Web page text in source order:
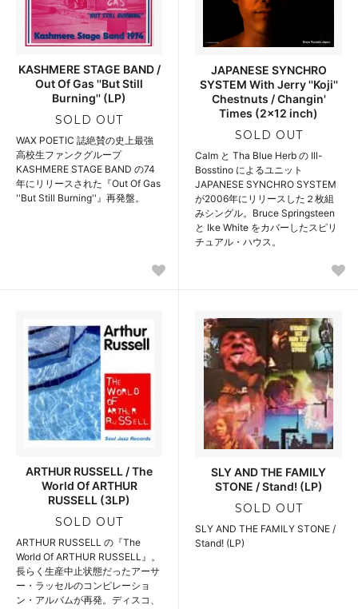
KASHMERE STAGE BAND /
Out Of Gas ''But Still
Burning'' (LP)
SOLD OUT
WAX POETIC 誌絶賛の史上最強
高校生ファンクグループ
KASHMERE STAGE BAND の74
年にリリースされた『Out Of Gas
''But Still Burning''』再発盤。
JAPANESE SYNCHRO
SYSTEM With Jerry ''Koji''
Chestnuts / Changin'
Times (2x12 inch)
SOLD OUT
Calm と Tha Blue Herb の Ill-
Bosstino によるユニット
JAPANESE SYNCHRO SYSTEM
が2006年にリリースした２枚組
みシングル。Bruce Springsteen
と Ike White をカバーしたスピリ
チュアル・ハウス。
ARTHUR RUSSELL / The
World Of ARTHUR
RUSSELL (3LP)
SOLD OUT
ARTHUR RUSSELL の『The
World Of ARTHUR RUSSELL』。
長らく生産中止状態だったアーサ
ー・ラッセルのコンピレーショ
ン・アルバムが再発。ディスコ、
SLY AND THE FAMILY
STONE / Stand! (LP)
SOLD OUT
SLY AND THE FAMILY STONE /
Stand! (LP)